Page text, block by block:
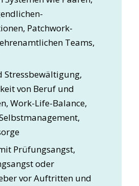
Patchwork-
Teams,
Stressbewältigung,
von Beruf und
Work-Life-Balance,
Prüfungsangst,
oder
vor Auftritten und